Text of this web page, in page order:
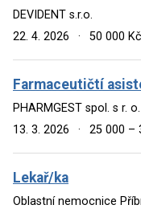
DEVIDENT s.r.o.
22. 4. 2026
· 50 000 Kč
Farmaceutičtí
PHARMGEST spol. s r. o.
13. 3. 2026
· 25 000 –
Lekař/ka
Oblastní nemocnice